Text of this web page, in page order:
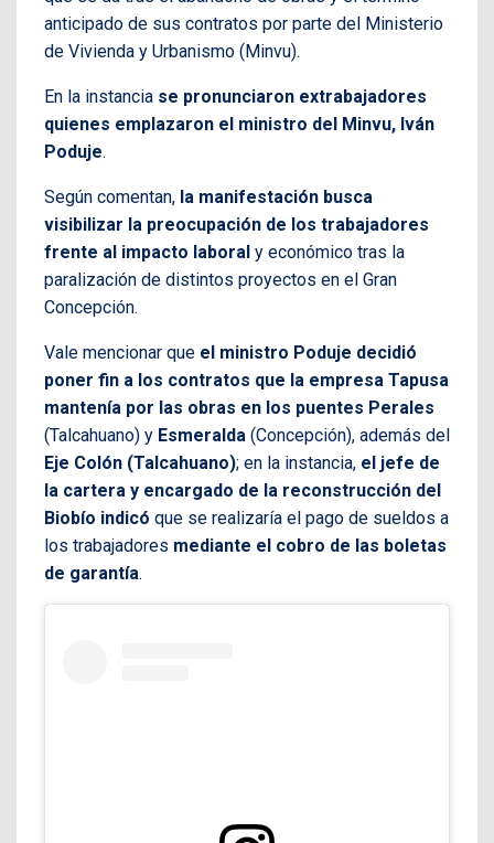
anticipado de sus contratos por parte del Ministerio
de Vivienda y Urbanismo (Minvu).
En la instancia se pronunciaron extrabajadores
quienes emplazaron el ministro del Minvu, Iván
Poduje.
Según comentan, la manifestación busca
visibilizar la preocupación de los trabajadores
frente al impacto laboral y económico tras la
paralización de distintos proyectos en el Gran
Concepción.
Vale mencionar que el ministro Poduje decidió
poner fin a los contratos que la empresa Tapusa
mantenía por las obras en los puentes Perales
(Talcahuano) y Esmeralda (Concepción), además del
Eje Colón (Talcahuano); en la instancia, el jefe de
la cartera y encargado de la reconstrucción del
Biobío indicó que se realizaría el pago de sueldos a
los trabajadores mediante el cobro de las boletas
de garantía.